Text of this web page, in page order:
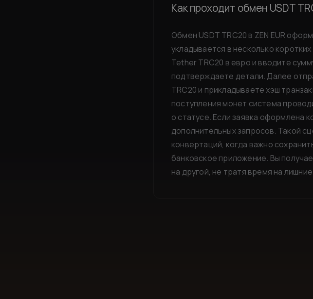
Как проходит обмен USDT
Обмен USDT TRC20 в ZEN EUR
укладывается в несколько
Tether TRC20 в евро и вводите
подтверждаете детали. Далее
TRC20 и прикладываете хэш
поступления монет система
о статусе. Если заявка оформлена
дополнительных запросов. Такой
конвертаций, когда важно
банковское приложение. Вы
на другой, не тратя время на